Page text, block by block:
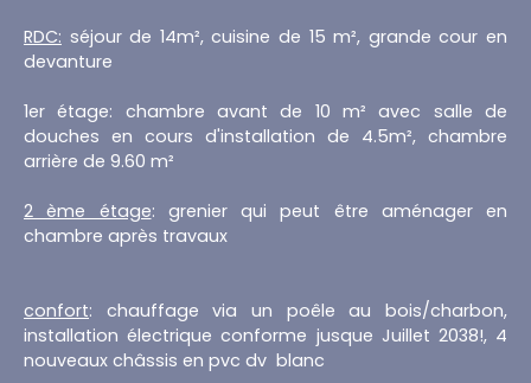
RDC: séjour de 14m², cuisine de 15 m², grande cour en
devanture
1er étage: chambre avant de 10 m² avec salle de
douches en cours d'installation de 4.5m², chambre
arrière de 9.60 m²
2 ème étage: grenier qui peut être aménager en
chambre après travaux
confort: chauffage via un poêle au bois/charbon,
installation électrique conforme jusque Juillet 2038!, 4
nouveaux châssis en pvc dv blanc